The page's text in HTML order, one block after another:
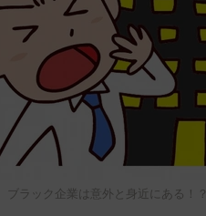
ブラック企業は意外と身近にある